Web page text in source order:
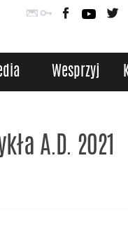
PocztaLogowanie
Facebook
Wesprzyj
A.D. 2021